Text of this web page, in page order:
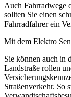
Auch Fahrradwege
sollten Sie einen
Fahrradfahrer ein
Mit dem Elektro
Sie können auch in
Landstraße rollen
Straßenverkehr. So